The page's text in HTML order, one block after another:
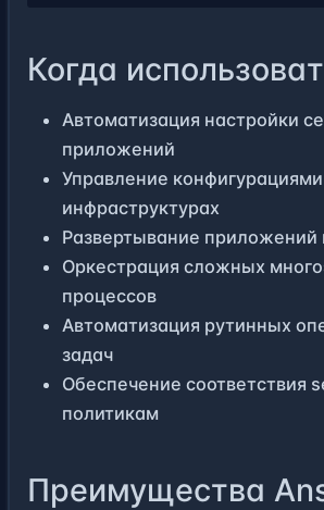
Когда
Автоматизация настройки
приложений
Управление
инфраструктурах
Развертывание приложений
Оркестрация сложных
процессов
Автоматизация рутинных
задач
Обеспечение соответствия
политикам
Преимущества